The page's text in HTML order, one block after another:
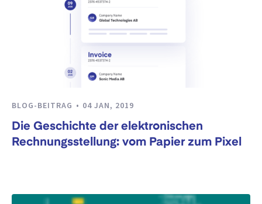
BLOG-BEITRAG 04 JAN, 2019
Die Geschichte der elektronischen
Rechnungsstellung: vom Papier zum Pixel